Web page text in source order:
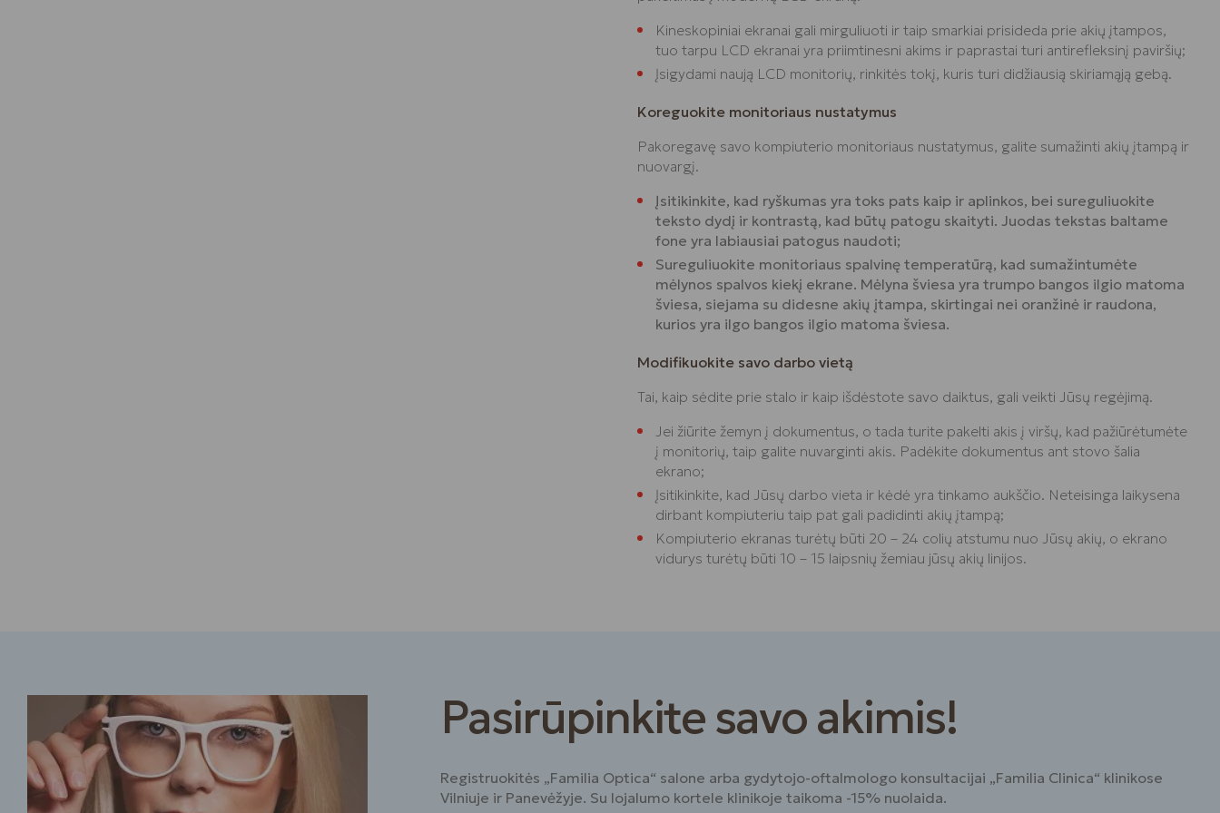
Kineskopiniai ekranai gali mirguliuoti ir taip smarkiai prisideda prie akių įtampos,
tuo tarpu LCD ekranai yra priimtinesni akims ir paprastai turi antirefleksinį paviršių;
Įsigydami naują LCD monitorių, rinkitės tokį, kuris turi didžiausią skiriamąją gebą.
Koreguokite monitoriaus nustatymus
Pakoregavę savo kompiuterio monitoriaus nustatymus, galite sumažinti akių įtampą ir
nuovargį.
Įsitikinkite, kad ryškumas yra toks pats kaip ir aplinkos, bei sureguliuokite
teksto dydį ir kontrastą, kad būtų patogu skaityti. Juodas tekstas baltame
fone yra labiausiai patogus naudoti;
Sureguliuokite monitoriaus spalvinę temperatūrą, kad sumažintumėte
mėlynos spalvos kiekį ekrane. Mėlyna šviesa yra trumpo bangos ilgio matoma
šviesa, siejama su didesne akių įtampa, skirtingai nei oranžinė ir raudona,
kurios yra ilgo bangos ilgio matoma šviesa.
Modifikuokite savo darbo vietą
Tai, kaip sėdite prie stalo ir kaip išdėstote savo daiktus, gali veikti Jūsų regėjimą.
Jei žiūrite žemyn į dokumentus, o tada turite pakelti akis į viršų, kad pažiūrėtumėte
į monitorių, taip galite nuvarginti akis. Padėkite dokumentus ant stovo šalia
ekrano;
Įsitikinkite, kad Jūsų darbo vieta ir kėdė yra tinkamo aukščio. Neteisinga laikysena
dirbant kompiuteriu taip pat gali padidinti akių įtampą;
Kompiuterio ekranas turėtų būti 20 – 24 colių atstumu nuo Jūsų akių, o ekrano
vidurys turėtų būti 10 – 15 laipsnių žemiau jūsų akių linijos.
Pasirūpinkite savo akimis!
Registruokitės „Familia Optica“ salone arba gydytojo-oftalmologo konsultacijai „Familia Clinica“ klinikose
Vilniuje ir Panevėžyje. Su lojalumo kortele klinikoje taikoma -15% nuolaida.